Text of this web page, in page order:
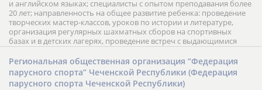
и английском языках; специалисты с опытом преподавания более
20 лет; направленность на общее развитие ребенка: проведение
творческих мастер-классов, уроков по истории и литературе,
организация регулярных шахматных сборов на спортивных
базах и в детских лагерях, проведение встреч с выдающимися
шахматистами; корпоративное обучение; онлайн обучение в
форме вебинаров и индивидуальных занятий, круглые столы
российских и международных тренеров, организация фестивалей;
онлайн трансляция мероприятий и турниров.
Региональная общественная организация “Федерация
парусного спорта” Чеченской Республики (Федерация
парусного спорта Чеченской Республики)